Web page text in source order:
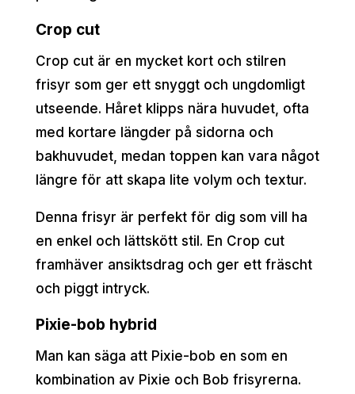
Crop cut
Crop cut är en mycket kort och stilren
frisyr som ger ett snyggt och ungdomligt
utseende. Håret klipps nära huvudet, ofta
med kortare längder på sidorna och
bakhuvudet, medan toppen kan vara något
längre för att skapa lite volym och textur.
Denna frisyr är perfekt för dig som vill ha
en enkel och lättskött stil. En Crop cut
framhäver ansiktsdrag och ger ett fräscht
och piggt intryck.
Pixie-bob hybrid
Man kan säga att Pixie-bob en som en
kombination av Pixie och Bob frisyrerna.